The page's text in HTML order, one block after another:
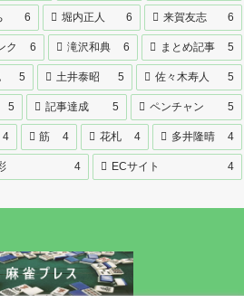
6 堀内正人 6 来賀友志 6
ク 6 滝沢和典 6 まとめ記事 5
5 土井泰昭 5 佐々木寿人 5
5 記事達成 5 ペンチャン 5
4 筋 4 花札 4 多井隆晴 4
4 ECサイト 4